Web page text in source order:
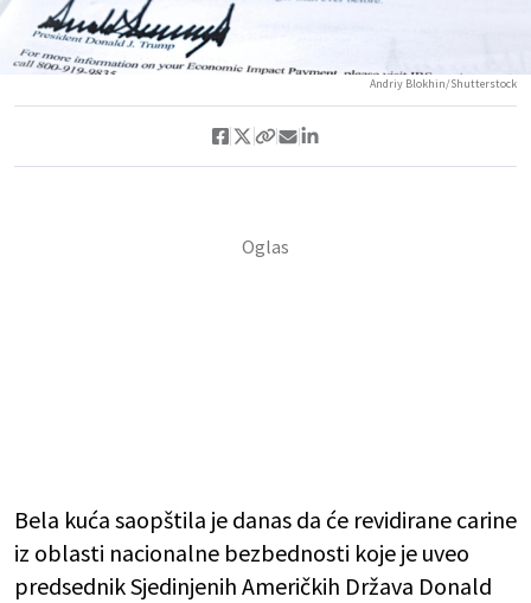
Andriy Blokhin/Shutterstock
Bela kuća saopštila je danas da će revidirane carine
iz oblasti nacionalne bezbednosti koje je uveo
predsednik Sjedinjenih Američkih Država Donald